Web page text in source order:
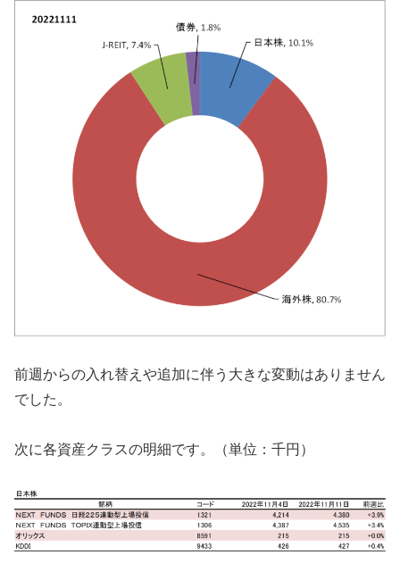
前週からの入れ替えや追加に伴う大きな変動はありません
でした。
次に各資産クラスの明細です。（単位：千円）